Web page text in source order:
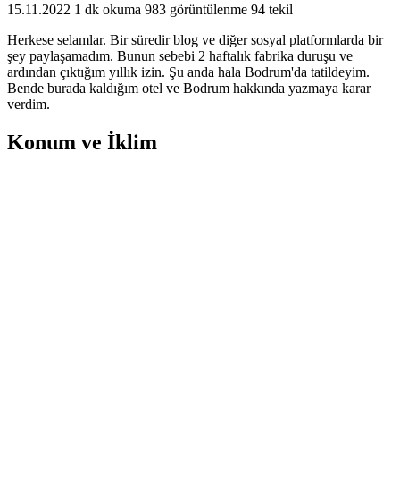
15.11.2022 1 dk okuma 983 görüntülenme 94 tekil
Herkese selamlar. Bir süredir blog ve diğer sosyal platformlarda bir
şey paylaşamadım. Bunun sebebi 2 haftalık fabrika duruşu ve
ardından çıktığım yıllık izin. Şu anda hala Bodrum'da tatildeyim.
Bende burada kaldığım otel ve Bodrum hakkında yazmaya karar
verdim.
Konum ve İklim